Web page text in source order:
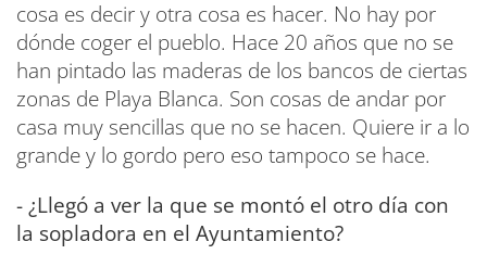
cosa es decir y otra cosa es hacer. No hay por
dónde coger el pueblo. Hace 20 años que no se
han pintado las maderas de los bancos de ciertas
zonas de Playa Blanca. Son cosas de andar por
casa muy sencillas que no se hacen. Quiere ir a lo
grande y lo gordo pero eso tampoco se hace.
- ¿Llegó a ver la que se montó el otro día con
la sopladora en el Ayuntamiento?